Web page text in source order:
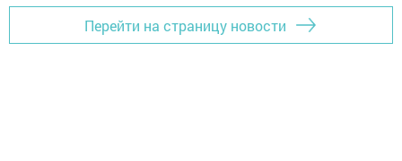
Перейти на страницу новости